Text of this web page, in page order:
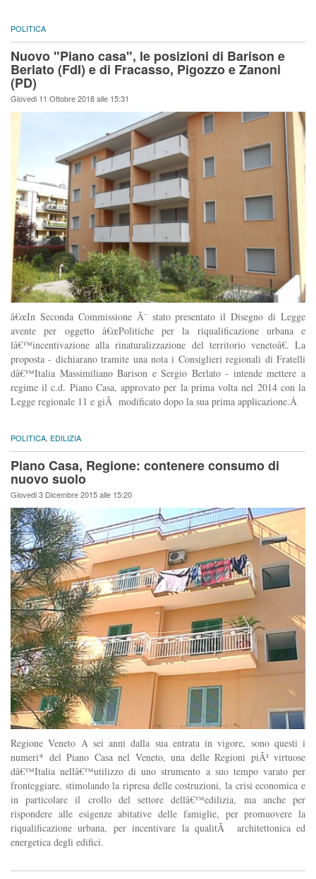
POLITICA
Nuovo "Piano casa", le posizioni di Barison e
Berlato (FdI) e di Fracasso, Pigozzo e Zanoni
(PD)
Giovedi 11 Ottobre 2018 alle 15:31
â€œIn Seconda Commissione Ã¨ stato presentato il Disegno di Legge
avente per oggetto â€œPolitiche per la riqualificazione urbana e
lâ€™incentivazione alla rinaturalizzazione del territorio venetoâ€. La
proposta - dichiarano tramite una nota i Consiglieri regionali di Fratelli
dâ€™Italia Massimiliano Barison e Sergio Berlato - intende mettere a
regime il c.d. Piano Casa, approvato per la prima volta nel 2014 con la
Legge regionale 11 e giÃ modificato dopo la sua prima applicazione.Â
POLITICA EDILIZIA
Piano Casa, Regione: contenere consumo di
nuovo suolo
Giovedi 3 Dicembre 2015 alle 15:20
Regione Veneto A sei anni dalla sua entrata in vigore, sono questi i
numeri* del Piano Casa nel Veneto, una delle Regioni piÃ¹ virtuose
dâ€™Italia nellâ€™utilizzo di uno strumento a suo tempo varato per
fronteggiare, stimolando la ripresa delle costruzioni, la crisi economica e
in particolare il crollo del settore dellâ€™edilizia, ma anche per
rispondere alle esigenze abitative delle famiglie, per promuovere la
riqualificazione urbana, per incentivare la qualitÃ architettonica ed
energetica degli edifici.